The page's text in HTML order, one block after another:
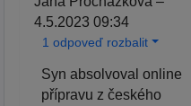
4.5.2023 09:34
1 odpoveď rozbalit
Syn absolvoval online
přípravu z českého